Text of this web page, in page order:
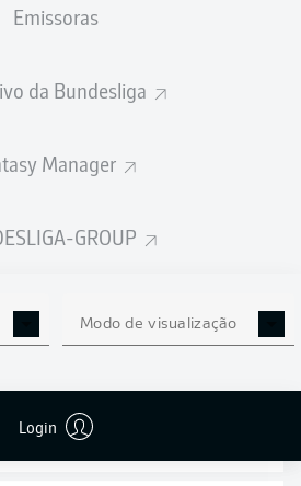
Emissoras
da Bundesliga
Manager
GROUP
Modo de visualização
Login
DA
2025/2026